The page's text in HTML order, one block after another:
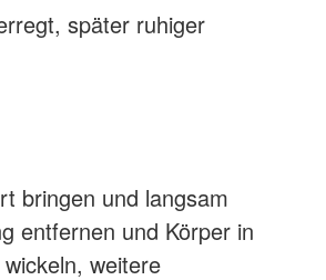
später ruhiger
bringen und langsam
entfernen und Körper in
weitere